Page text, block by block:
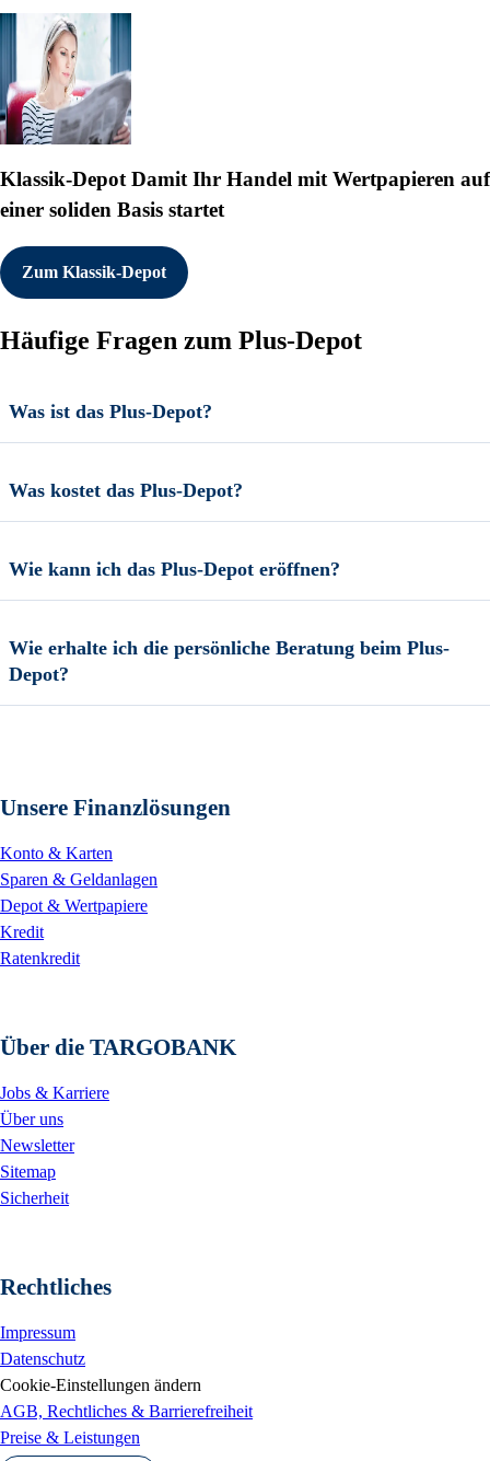
Klassik-DepotDamit Ihr Handel mit Wertpapieren auf
einer soliden Basis startet
Zum Klassik-Depot
Häufige Fragen zum Plus-Depot
Was ist das Plus-Depot?
Was kostet das Plus-Depot?
Wie kann ich das Plus-Depot eröffnen?
Wie erhalte ich die persönliche Beratung beim Plus-
Depot?
Unsere Finanzlösungen
Konto & Karten
Sparen & Geldanlagen
Depot & Wertpapiere
Kredit
Ratenkredit
Über die TARGOBANK
Jobs & Karriere
Über uns
Newsletter
Sitemap
Sicherheit
Rechtliches
Impressum
Datenschutz
Cookie-Einstellungen ändern
AGB, Rechtliches & Barrierefreiheit
Preise & Leistungen